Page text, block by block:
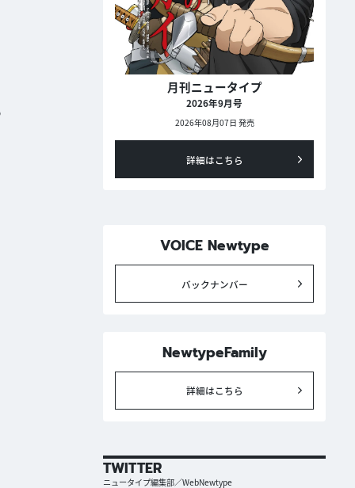
月刊ニュータイプ
2026年9月号
2026年08月07日 発売
詳細はこちら
VOICE Newtype
バックナンバー
NewtypeFamily
詳細はこちら
TWITTER
ニュータイプ編集部／WebNewtype